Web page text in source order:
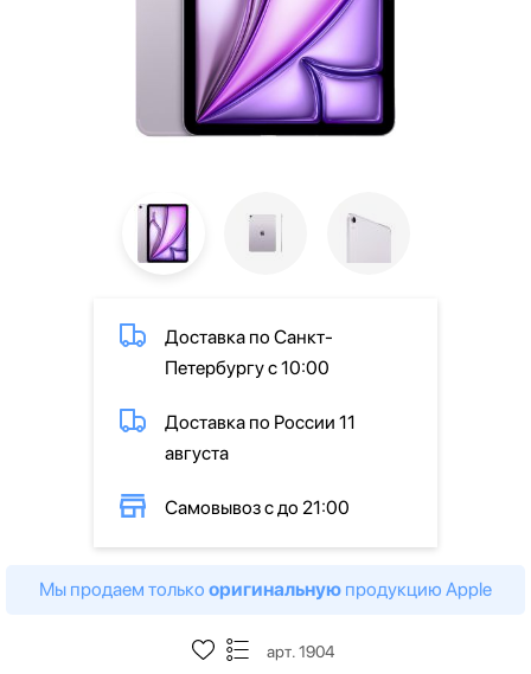
Доставка по Санкт-
Петербургу с 10:00
Доставка по России 11
августа
Самовывоз с до 21:00
Мы продаем только оригинальную продукцию Apple
арт. 1904